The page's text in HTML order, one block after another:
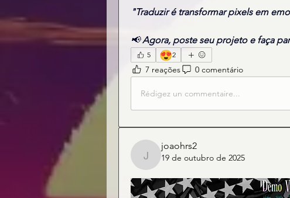
"Traduzir é transformar pixels em
📢 Agora, poste seu projeto e faça
5 😍2
7 reações 0 comentário
Rédigez un commentaire...
joaohrs2
joaohrs2
19 de outubro de 2025